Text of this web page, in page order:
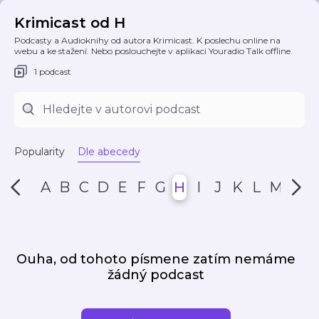
Krimicast od H
Podcasty a Audioknihy od autora Krimicast. K poslechu online na
webu a ke stažení. Nebo poslouchejte v aplikaci Youradio Talk offline.
1 podcast
Popularity Dle abecedy
A B C D E F G H I J K L M N
Ouha, od tohoto písmene zatím nemáme
žádný podcast